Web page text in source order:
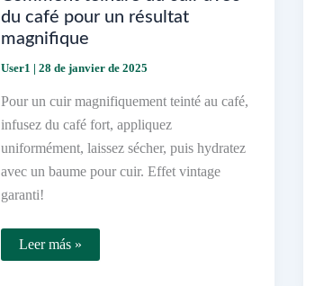
du café pour un résultat
magnifique
User1 | 28 de janvier de 2025
Pour un cuir magnifiquement teinté au café,
infusez du café fort, appliquez
uniformément, laissez sécher, puis hydratez
avec un baume pour cuir. Effet vintage
garanti!
Comment
teindre
Leer más »